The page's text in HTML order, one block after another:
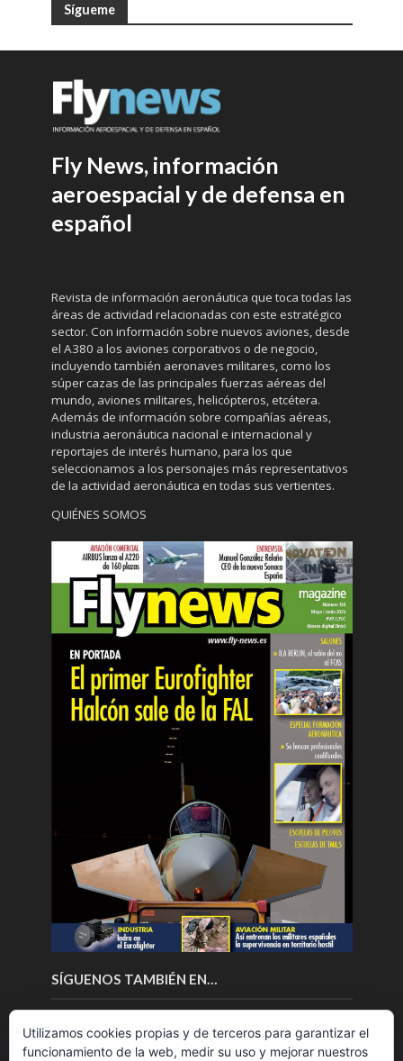
Sígueme
Fly News, información
aeroespacial y de defensa en
español
Revista de información aeronáutica que toca todas las
áreas de actividad relacionadas con este estratégico
sector. Con información sobre nuevos aviones, desde
el A380 a los aviones corporativos o de negocio,
incluyendo también aeronaves militares, como los
súper cazas de las principales fuerzas aéreas del
mundo, aviones militares, helicópteros, etcétera.
Además de información sobre compañías aéreas,
industria aeronáutica nacional e internacional y
reportajes de interés humano, para los que
seleccionamos a los personajes más representativos
de la actividad aeronáutica en todas sus vertientes.
QUIÉNES SOMOS
SÍGUENOS TAMBIÉN EN…
Utilizamos cookies propias y de terceros para garantizar el
funcionamiento de la web, medir su uso y mejorar nuestros